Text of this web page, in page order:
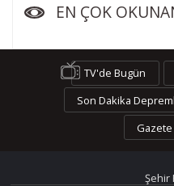
EN ÇOK
TV'de Bugün
Son Dakika
Şehir